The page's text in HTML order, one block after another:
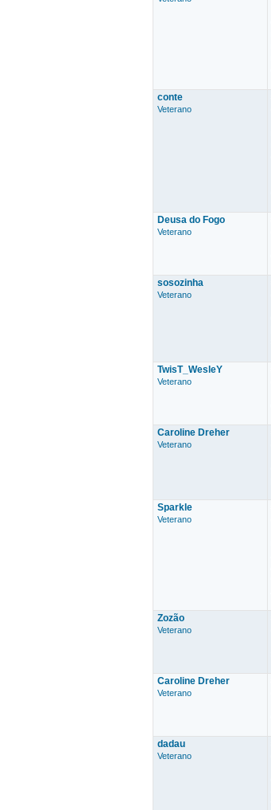
conte
Veterano
Deusa do Fogo
Veterano
sosozinha
Veterano
TwisT_WesleY
Veterano
Caroline Dreher
Veterano
Sparkle
Veterano
Zozão
Veterano
Caroline Dreher
Veterano
dadau
Veterano